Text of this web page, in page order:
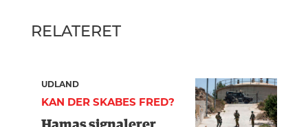
RELATERET
UDLAND
KAN DER SKABES FRED?